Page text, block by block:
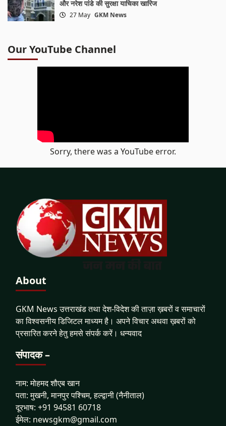
और नरेश पांडे की सुरक्षा याचिका खारिज
27 May GKM News
Our YouTube Channel
Sorry, there was a YouTube error.
About
GKM News उत्तराखंड तथा देश-विदेश की ताज़ा ख़बरों व समाचारों
का विश्वसनीय डिजिटल माध्यम है। अपने विचार अथवा ख़बरों को
प्रसारित करने हेतु हमसे संपर्क करें। धन्यवाद
संपादक –
नाम: मोहमद शौएब खान
पता: मुखनी, मानपुर पश्चिम, हल्द्वानी (नैनीताल)
दूरभाष: +91 94581 60718
ईमेल: newsgkm@gmail.com